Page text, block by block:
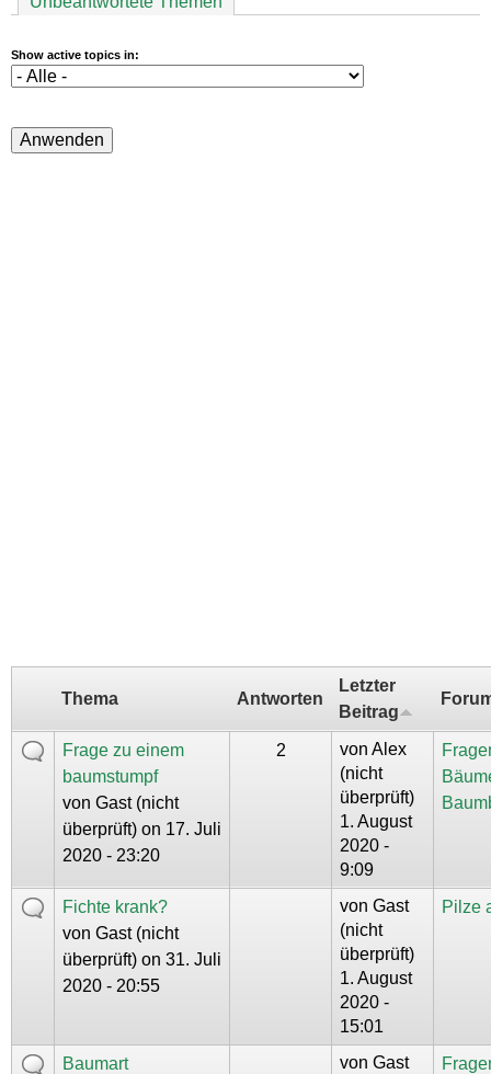
Show active topics in:
Thema Antworten
Letzter
Beitrag
Frage zu einem
baumstumpf
von Gast (nicht
überprüft) on 17. Juli
2020 - 23:20
2 von Alex
(nicht
überprüft)
1. August
2020 -
9:09
Fichte krank?
von Gast (nicht
überprüft) on 31. Juli
2020 - 20:55
von Gast
(nicht
überprüft)
1. August
2020 -
15:01
Pilze
Baumart
von Gast